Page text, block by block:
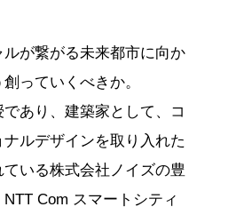
ルが繋がる未来都市に向か
っていくべきか。
あり、建築家として、コ
ルデザインを取り入れた
いる株式会社ノイズの豊
Com スマートシティ